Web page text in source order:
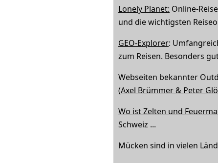
Lonely Planet: Online-
und die wichtigsten
GEO-Explorer:
zum Reisen. Besonders
Webseiten bekannter
(Axel Brümmer & Peter
Wo ist Zelten und
Schweiz ...
Mücken sind in vielen